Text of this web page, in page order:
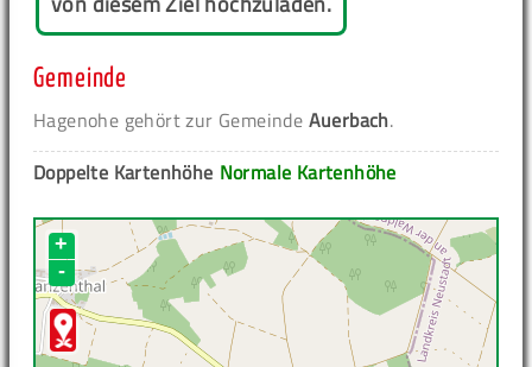
Gemeinde
Hagenohe gehört zur Gemeinde Auerbach.
Normale Kartenhöhe
Doppelte Kartenhöhe
+
-